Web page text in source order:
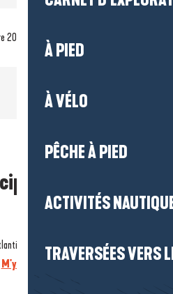
À PIED
À VÉLO
PÊCHE À PIED
ACTIVITÉS
TRAVERSÉES VERS
2026
- Les
démarche environnementale
44510 Le Pouliguen
M'y rendre